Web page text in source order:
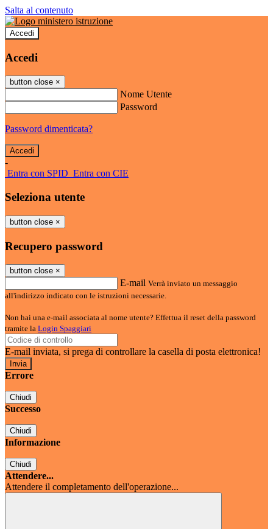
Salta al contenuto
Accedi
Accedi
button close ×
Nome Utente
Password
Password dimenticata?
-
Entra con SPID Entra con CIE
Seleziona utente
button close ×
Recupero password
button close ×
E-mail Verrà inviato un messaggio
all'indirizzo indicato con le istruzioni necessarie.
Non hai una e-mail associata al nome utente? Effettua il reset della password
tramite la Login Spaggiari
E-mail inviata, si prega di controllare la casella di posta elettronica!
Errore
Chiudi
Successo
Chiudi
Informazione
Chiudi
Attendere...
Attendere il completamento dell'operazione...